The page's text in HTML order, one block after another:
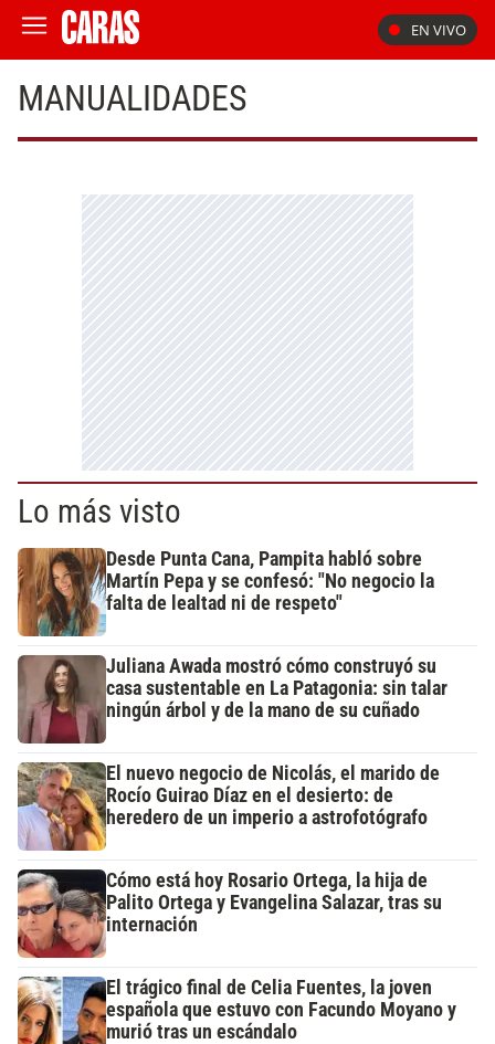
EN VIVO
MANUALIDADES
Lo más visto
Desde Punta Cana, Pampita habló sobre
Martín Pepa y se confesó: "No negocio la
falta de lealtad ni de respeto"
Juliana Awada mostró cómo construyó su
casa sustentable en La Patagonia: sin talar
ningún árbol y de la mano de su cuñado
El nuevo negocio de Nicolás, el marido de
Rocío Guirao Díaz en el desierto: de
heredero de un imperio a astrofotógrafo
Cómo está hoy Rosario Ortega, la hija de
Palito Ortega y Evangelina Salazar, tras su
internación
El trágico final de Celia Fuentes, la joven
española que estuvo con Facundo Moyano y
murió tras un escándalo